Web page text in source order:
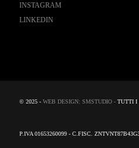
INSTAGRAM
LINKEDIN
© 2025 - WEB DESIGN: SMSTUDIO - TUTTI I
P.IVA 01653260099 - C.FISC.